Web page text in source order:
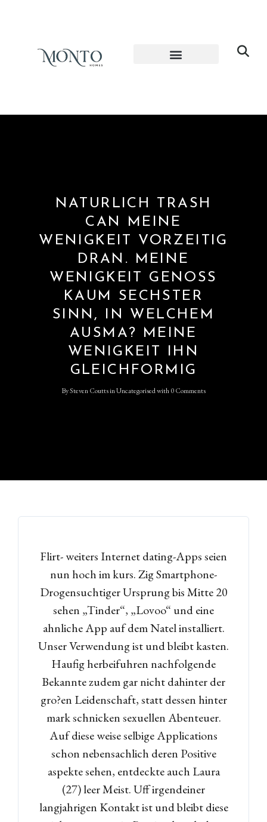
NATURLICH TRASH
CAN MEINE
WENIGKEIT VORZEITIG
DRAN. MEINE
WENIGKEIT GENOSS
KAUM SECHSTER
SINN, IN WELCHEM
AUSMA? MEINE
WENIGKEIT IHN
GLEICHFORMIG
BySteven CouttsinUncategorisedwith0 Comments
Flirt- weiters Internet dating-Apps seien
nun hoch im kurs. Zig Smartphone-
Drogensuchtiger Ursprung bis Mitte 20
sehen „Tinder“, „Lovoo“ und eine
ahnliche App auf dem Natel installiert.
Unser Verwendung ist und bleibt kasten.
Haufig herbeifuhren nachfolgende
Bekannte zudem gar nicht dahinter der
gro?en Leidenschaft, statt dessen hinter
mark schnicken sexuellen Abenteuer.
Auf diese weise selbige Applications
schon nebensachlich deren Positive
aspekte sehen, entdeckte auch Laura
(27) leer Meist. Uff irgendeiner
langjahrigen Kontakt ist und bleibt diese